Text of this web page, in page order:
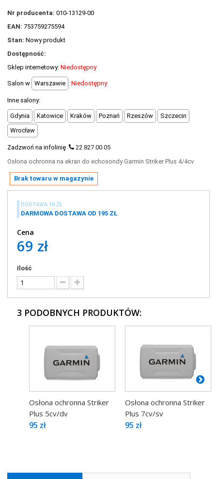
Nr producenta: 010-13129-00
EAN: 753759275594
Stan: Nowy produkt
Dostępność:
Sklep internetowy: Niedostępny
Salon w Warszawie : Niedostępny
Inne salony:
Gdynia Katowice Kraków Poznań Rzeszów
Szczecin
Wrocław
Zadzwoń na infolinię
22 827 00 05
Osłona ochronna na ekran do echosondy Garmin Striker Plus 4/4cv
Brak towaru w magazynie
DOSTAWA 10 ZŁ
DARMOWA DOSTAWA OD 195 ZŁ
Cena
69 zł
Ilość
3 PODOBNYCH PRODUKTÓW:
Osłona ochronna Striker
Plus 5cv/dv
95 zł
Osłona ochronna Striker
Plus 7cv/sv
95 zł